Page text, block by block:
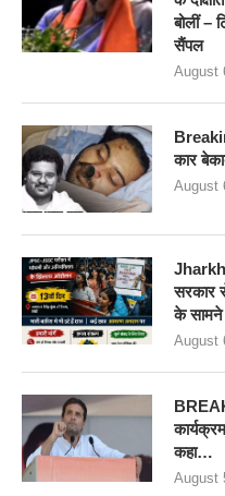
बोलीं –
सैंपल
August
कार
August
सरकार
के सामने
August
कहा…
August